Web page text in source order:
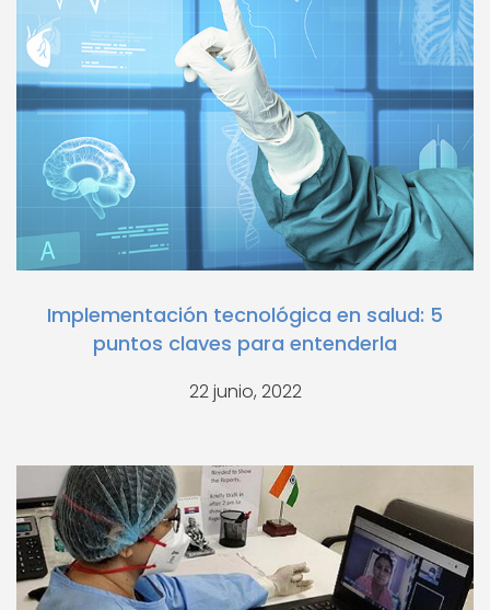
Implementación tecnológica en salud: 5
puntos claves para entenderla
22 junio, 2022